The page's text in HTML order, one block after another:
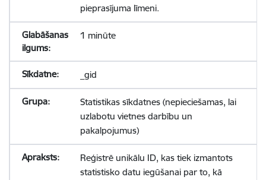
pieprasījuma līmeni.
1 minūte
_gid
Statistikas sīkdatnes (nepieciešamas, lai
uzlabotu vietnes darbību un
pakalpojumus)
Reģistrē unikālu ID, kas tiek izmantots
statistisko datu iegūšanai par to, kā